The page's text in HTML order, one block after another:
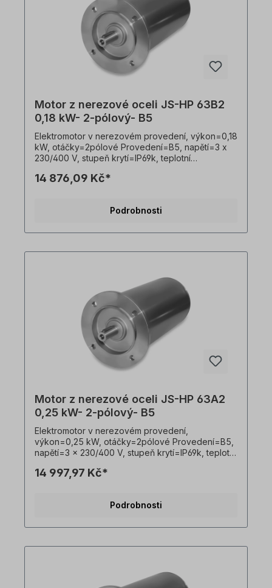
Motor z nerezové oceli JS-HP 63B2
0,18 kW- 2-pólový- B5
Elektromotor v nerezovém provedení, výkon=0,18
kW, otáčky=2pólové Provedení=B5, napětí=3 x
230/400 V, stupeň krytí=IP69k, teplotní
hygienický kabelový vývod, vhodný pro
provádět pouze kvalifikovaní pracovníci
výrobků jsou nezávazné příklady!
14 876,09 Kč*
Podrobnosti
Motor z nerezové oceli JS-HP 63A2
0,25 kW- 2-pólový- B5
Elektromotor v nerezovém provedení,
výkon=0,25 kW, otáčky=2pólové Provedení=B5,
napětí=3 x 230/400 V, stupeň krytí=IP69k, teplotní
hygienický kabelový vývod, vhodný pro
provádět pouze kvalifikovaní pracovníci
výrobků jsou nezávazné příklady!
14 997,97 Kč*
Podrobnosti